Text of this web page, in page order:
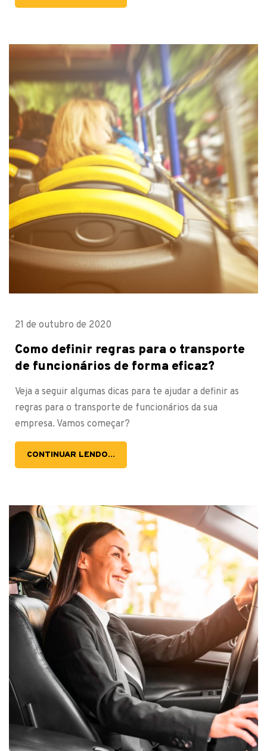
21 de outubro de 2020
Como definir regras para o transporte
de funcionários de forma eficaz?
Veja a seguir algumas dicas para te ajudar a definir as
regras para o transporte de funcionários da sua
empresa. Vamos começar?
CONTINUAR LENDO...